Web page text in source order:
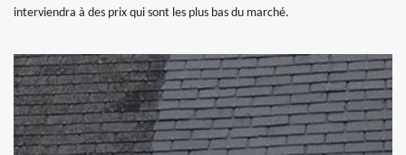
interviendra à des prix qui sont les plus bas du marché.